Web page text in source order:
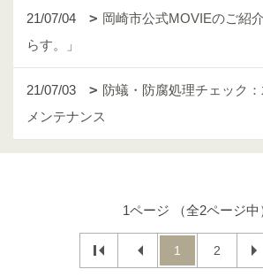
21/07/04
岡崎市公式MOVIEのご紹
らす。」
21/07/03
防蟻・防腐処理チェック
メンテナンス
1ページ （全2ページ中
1 2